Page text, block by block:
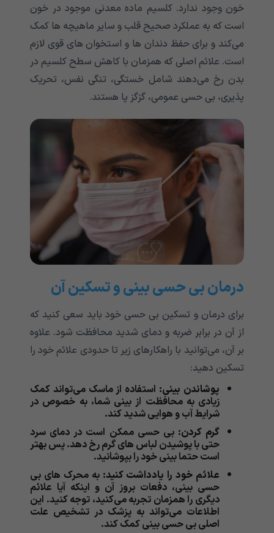
خون وجود ندارد. کلسیم ماده معدنی موجود در خون
است که به عملکرد صحیح قلب و سایر ماهیچه ها کمک
می‌‌‌‌‌‌‌‌‌‌‌کند و برای حفظ دندان ها و استخوان های قوی لازم
است. علائم اصلی که همزمان با کاهش سطح کلسیم در
بدن رخ می‌‌‌‌‌‌‌‌‌‌‌دهند شامل خستگی، تنگی نفس، تحریک
پذیری، بی حسی عمومی، گزگز پا هستند.
درمان بی حسی بینی و تسکین آن
برای درمان و تسکین بی حسی خود باید سعی کنید که
از آن در برابر ضربه و دمای شدید محافظت شود. علاوه
بر آن، می‌‌‌‌‌‌‌‌‌‌‌توانید با راهکارهای زیر تا حدودی علائم خود را
تسکین دهید:
پوشاندن بینی: استفاده از ماسک می‌‌‌‌‌‌‌‌‌‌‌تواند کمک
زیادی به محافظت از بینی شما، به خصوص در
شرایط آب و هوایی شدید کند.
گرم کردن: بی حسی ممکن است در دمای سرد
حتی با پوشیدن لباس های گرم رخ دهد. پس بهتر
است حتما بینی خود را بپوشانید.
علائم خود را یادداشت کنید: به محرک های بی
حسی بینی، دفعات بروز آن و اینکه آیا علائم
دیگری را همزمان تجربه می‌‌‌‌‌‌‌‌‌‌‌کنید، توجه کنید. این
اطلاعات می‌‌‌‌‌‌‌‌‌‌‌تواند به پزشک در تشخیص علت
اصلی بی حسی بینی کمک کند.